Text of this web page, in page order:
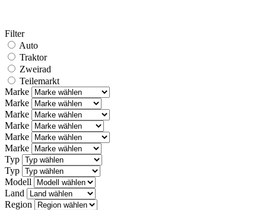
Filter
Auto
Traktor
Zweirad
Teilemarkt
Marke
Marke
Marke
Marke
Marke
Marke
Typ
Typ
Modell
Land
Region